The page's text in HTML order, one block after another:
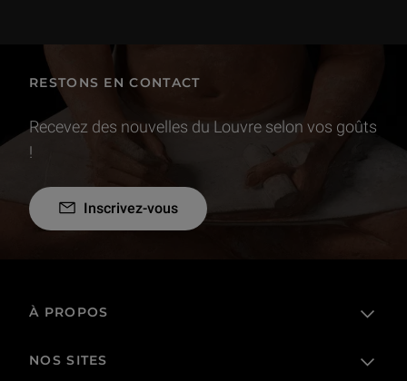
RESTONS EN CONTACT
Recevez des nouvelles du Louvre selon vos goûts
!
Inscrivez-vous
À PROPOS
L'établissement public
NOS SITES